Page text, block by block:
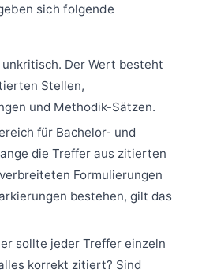
sich folgende
unkritisch. Der Wert besteht
Stellen,
und Methodik-Sätzen.
für Bachelor- und
die Treffer aus zitierten
Formulierungen
bestehen, gilt das
sollte jeder Treffer einzeln
korrekt zitiert? Sind